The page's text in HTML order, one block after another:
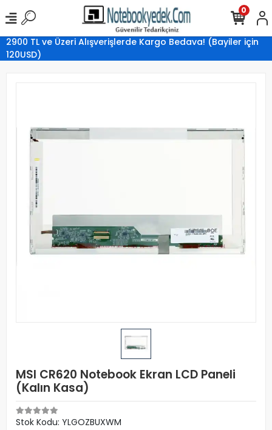
2900 TL ve Üzeri Alışverişlerde Kargo Bedava! (Bayiler için
120USD)
0
MSI CR620 Notebook Ekran LCD Paneli
(Kalın Kasa)
Stok Kodu: YLGOZBUXWM